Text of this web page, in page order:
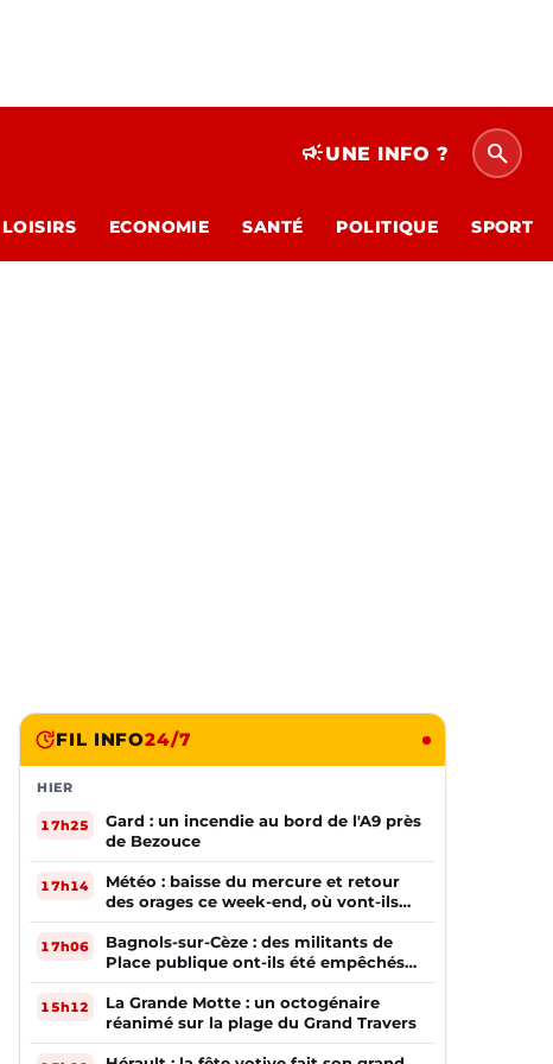
campaignUNE INFO ? search
ECONOMIE SANTÉ POLITIQUE SPORT
FIL INFO24/7
HIER
17h25
Gard : un incendie au bord de l'A9 près
de Bezouce
17h14
Météo : baisse du mercure et retour
des orages ce week-end, où vont-ils
frapper ?
17h06
Bagnols-sur-Cèze : des militants de
Place publique ont-ils été empêchés
de tracter par la mairie ?
15h12
La Grande Motte : un octogénaire
réanimé sur la plage du Grand Travers